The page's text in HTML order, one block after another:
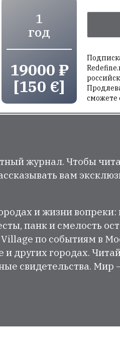
1
год
19000 ₽
[150 €]
сможете
журнал. Чтобы
вам
и жизни вопреки:
панк и смелость
по событиям в
и других городах.
свидетельства. Мир